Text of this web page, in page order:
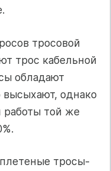
тросовой
трос кабельной
обладают
однако
работы той же
тросы-